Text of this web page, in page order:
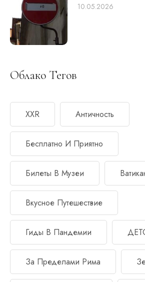
10.05.2026
Облако Тегов
XXR Античность
Бесплатно И Приятно
Билеты В Музеи
Вкусное Путешествие
Гиды В Пандемии
За Пределами Рима